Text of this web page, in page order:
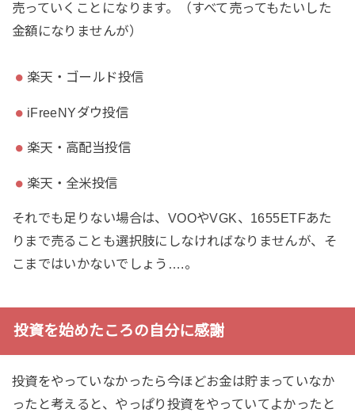
売っていくことになります。（すべて売ってもたいした
金額になりませんが）
楽天・ゴールド投信
iFreeNYダウ投信
楽天・高配当投信
楽天・全米投信
それでも足りない場合は、VOOやVGK、1655ETFあた
りまで売ることも選択肢にしなければなりませんが、そ
こまではいかないでしょう….。
投資を始めたころの自分に感謝
投資をやっていなかったら今ほどお金は貯まっていなか
ったと考えると、やっぱり投資をやっていてよかったと